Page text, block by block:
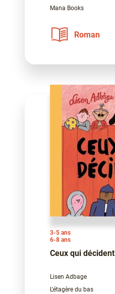
Mana Books
Roman
3-5 ans
6-8 ans
Ceux qui décident
Lisen Adbage
L'étagère du bas